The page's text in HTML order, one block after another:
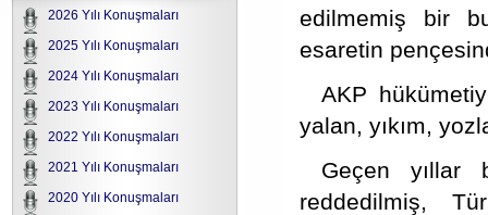
2026 Yılı Konuşmaları
2025 Yılı Konuşmaları
2024 Yılı Konuşmaları
2023 Yılı Konuşmaları
2022 Yılı Konuşmaları
2021 Yılı Konuşmaları
2020 Yılı Konuşmaları
edilmemiş bir
esaretin
AKP
yalan, yıkım,
Geçen yıllar
reddedilmiş,